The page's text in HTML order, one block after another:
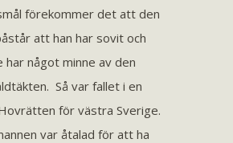
förekommer det att den
att han har sovit och
har något minne av den
Så var fallet i en
för västra Sverige.
var åtalad för att ha